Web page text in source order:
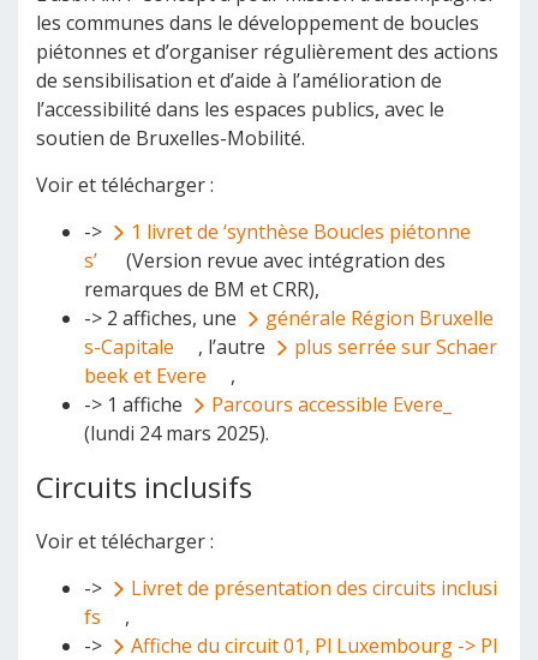
les communes dans le développement de boucles
piétonnes et d’organiser régulièrement des actions
de sensibilisation et d’aide à l’amélioration de
l’accessibilité dans les espaces publics, avec le
soutien de Bruxelles-Mobilité.
Voir et télécharger :
->
1 livret de ‘synthèse Boucles piétonne
s’
(Version revue avec intégration des
remarques de BM et CRR),
-> 2 affiches, une
générale Région Bruxelle
s-Capitale
, l’autre
plus serrée sur Schaer
beek et Evere
,
-> 1 affiche
Parcours accessible Evere_
(lundi 24 mars 2025).
Circuits inclusifs
Voir et télécharger :
->
Livret de présentation des circuits inclusi
fs
,
->
Affiche du circuit 01, Pl Luxembourg -> Pl